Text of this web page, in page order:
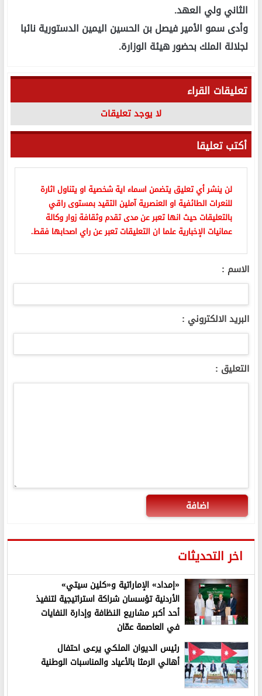
الثاني ولي العهد.
وأدى سمو الأمير فيصل بن الحسين اليمين الدستورية نائبا
لجلالة الملك بحضور هيئة الوزارة.
تعليقات القراء
لا يوجد تعليقات
أكتب تعليقا
لن ينشر أي تعليق يتضمن اسماء اية شخصية او يتناول اثارة
للنعرات الطائفية او العنصرية آملين التقيد بمستوى راقي
بالتعليقات حيث انها تعبر عن مدى تقدم وثقافة زوار وكالة
عمانيات الإخبارية علما ان التعليقات تعبر عن راي اصحابها فقط.
الاسم :
البريد الالكتروني :
التعليق :
اضافة
اخر التحديثات
«إمداد» الإماراتية و«كلين سيتي»
الأردنية تؤسسان شراكة استراتيجية لتنفيذ
أحد أكبر مشاريع النظافة وإدارة النفايات
في العاصمة عمّان
رئيس الديوان الملكي يرعى احتفال
أهالي الرمثا بالأعياد والمناسبات الوطنية